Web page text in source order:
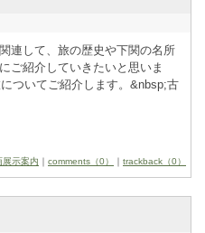
連して、旅の歴史や下関の名所
ご紹介していきたいと思いま
ついてご紹介します。&­n­b­s­p­;古
展示案内 ｜ comments（0） ｜ trackback（0）